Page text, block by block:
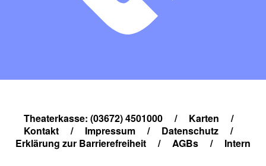
Theaterkasse: (03672) 4501000 / Karten
/
Kontakt
/ Impressum / Datenschutz
/
Erklärung zur Barrierefreiheit
/ AGBs / Intern